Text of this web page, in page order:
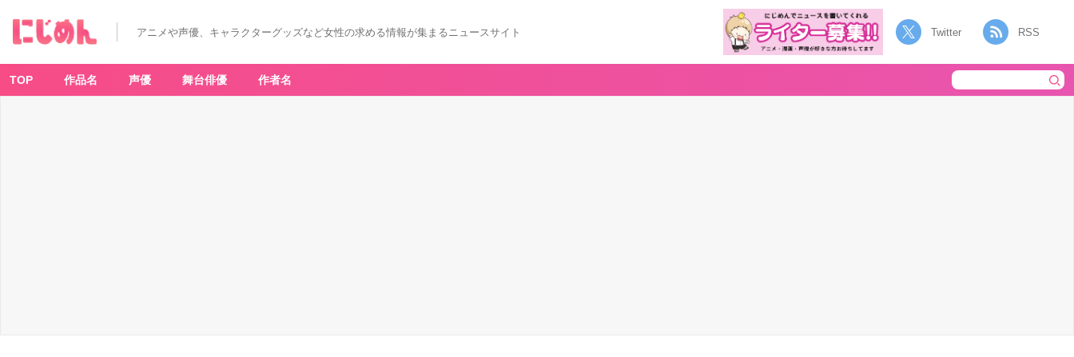
アニメや声優、キャラクターグッズなど女性の求める情報が集まるニュースサイト Twitter RSS
TOP 作品名 声優 舞台俳優 作者名